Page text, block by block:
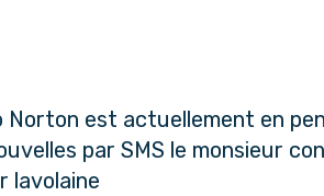
Norton est actuellement en
par SMS le monsieur
lavolaine